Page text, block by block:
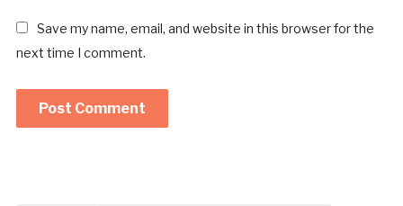
Save my name, email, and website in this browser for the
next time I comment.